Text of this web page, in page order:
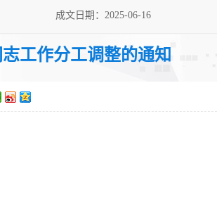
成文日期：2025-06-16
工作分工调整的通知